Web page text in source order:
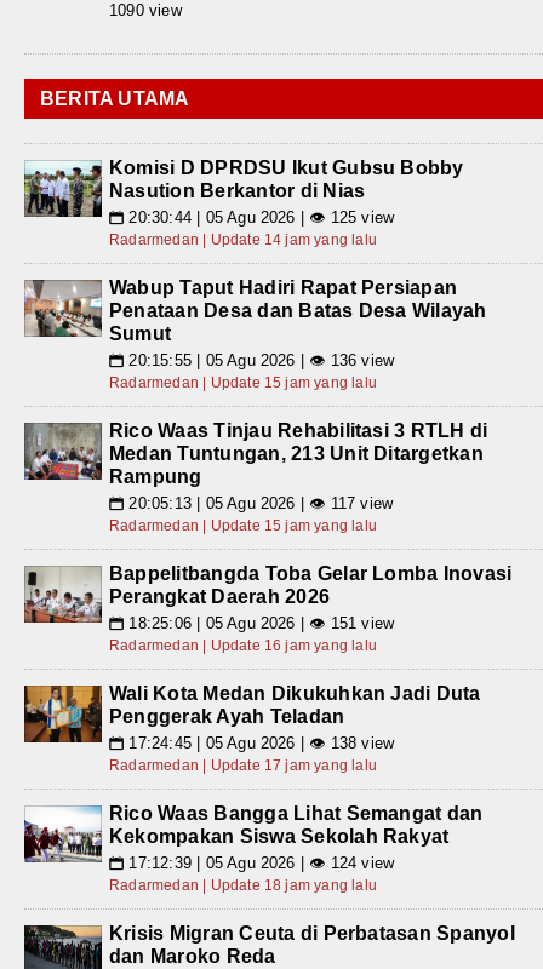
1090 view
BERITA UTAMA
Komisi D DPRDSU Ikut Gubsu Bobby
Nasution Berkantor di Nias
📅 20:30:44 | 05 Agu 2026 | 👁 125 view
Radarmedan | Update 14 jam yang lalu
Wabup Taput Hadiri Rapat Persiapan
Penataan Desa dan Batas Desa Wilayah
Sumut
📅 20:15:55 | 05 Agu 2026 | 👁 136 view
Radarmedan | Update 15 jam yang lalu
Rico Waas Tinjau Rehabilitasi 3 RTLH di
Medan Tuntungan, 213 Unit Ditargetkan
Rampung
📅 20:05:13 | 05 Agu 2026 | 👁 117 view
Radarmedan | Update 15 jam yang lalu
Bappelitbangda Toba Gelar Lomba Inovasi
Perangkat Daerah 2026
📅 18:25:06 | 05 Agu 2026 | 👁 151 view
Radarmedan | Update 16 jam yang lalu
Wali Kota Medan Dikukuhkan Jadi Duta
Penggerak Ayah Teladan
📅 17:24:45 | 05 Agu 2026 | 👁 138 view
Radarmedan | Update 17 jam yang lalu
Rico Waas Bangga Lihat Semangat dan
Kekompakan Siswa Sekolah Rakyat
📅 17:12:39 | 05 Agu 2026 | 👁 124 view
Radarmedan | Update 18 jam yang lalu
Krisis Migran Ceuta di Perbatasan Spanyol
dan Maroko Reda